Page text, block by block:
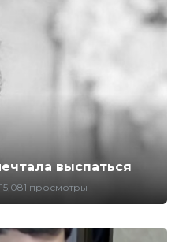
выспаться
15,081 просмотры